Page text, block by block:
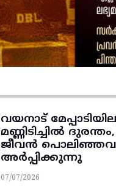
വയനാട്
മണ്ണിടിച്ചിൽ
ജീവൻ
അർപ്പിക്കുന്നു
07/07/2026